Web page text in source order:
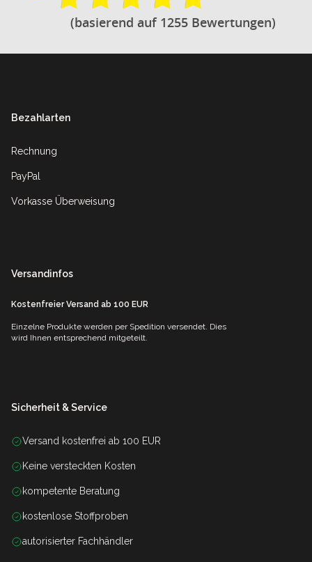
(basierend auf 1255 Bewertungen)
Bezahlarten
Rechnung
PayPal
Vorkasse Überweisung
Versandinfos
Kostenfreier Versand ab 100 EUR
Einzelne Produkte werden per Spedition versendet. Dies
wird Ihnen entsprechend mitgeteilt.
Sicherheit & Service
Versand kostenfrei ab 100 EUR
Keine versteckten Kosten
kompetente Beratung
kostenlose Stoffproben
autorisierter Fachhändler